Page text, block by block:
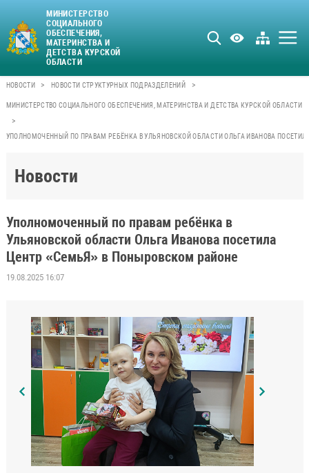
МИНИСТЕРСТВО
СОЦИАЛЬНОГО
ОБЕСПЕЧЕНИЯ,
МАТЕРИНСТВА И
ДЕТСТВА КУРСКОЙ
ОБЛАСТИ
НОВОСТИ > НОВОСТИ СТРУКТУРНЫХ ПОДРАЗДЕЛЕНИЙ >
МИНИСТЕРСТВО СОЦИАЛЬНОГО ОБЕСПЕЧЕНИЯ, МАТЕРИНСТВА И ДЕТСТВА КУРСКОЙ ОБЛАСТИ
>
УПОЛНОМОЧЕННЫЙ ПО ПРАВАМ РЕБЁНКА В УЛЬЯНОВСКОЙ ОБЛАСТИ ОЛЬГА ИВАНОВА
Новости
Уполномоченный по правам ребёнка в
Ульяновской области Ольга Иванова посетила
Центр «СемьЯ» в Поныровском районе
19.08.2025 16:07